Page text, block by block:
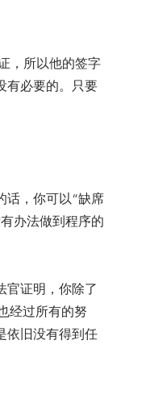
，所以他的签字
有必要的。只要
话，你可以“缺席
办法做到程序的
官证明，你除了
经过所有的努
依旧没有得到任